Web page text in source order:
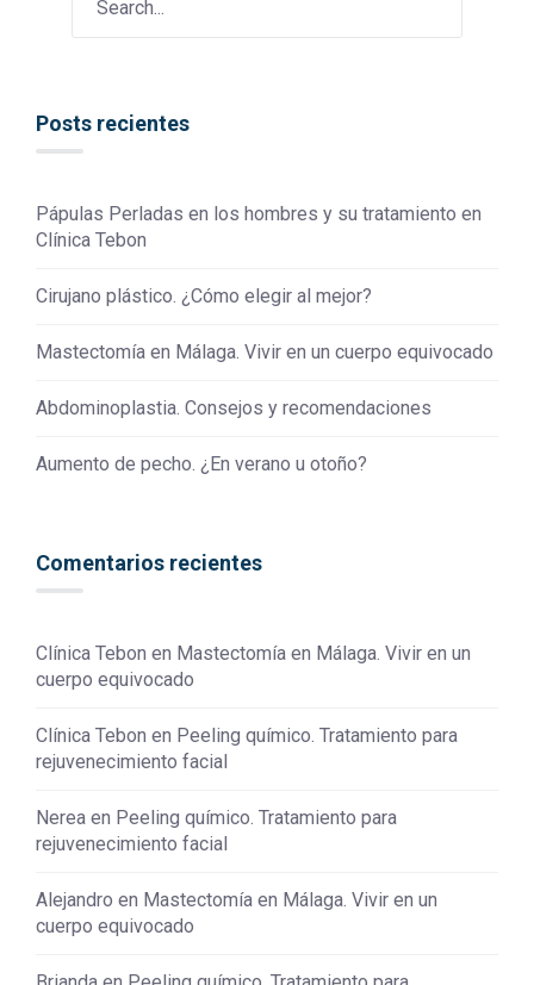
Posts recientes
Pápulas Perladas en los hombres y su tratamiento en
Clínica Tebon
Cirujano plástico. ¿Cómo elegir al mejor?
Mastectomía en Málaga. Vivir en un cuerpo equivocado
Abdominoplastia. Consejos y recomendaciones
Aumento de pecho. ¿En verano u otoño?
Comentarios recientes
Clínica Tebon en Mastectomía en Málaga. Vivir en un
cuerpo equivocado
Clínica Tebon en Peeling químico. Tratamiento para
rejuvenecimiento facial
Nerea en Peeling químico. Tratamiento para
rejuvenecimiento facial
Alejandro en Mastectomía en Málaga. Vivir en un
cuerpo equivocado